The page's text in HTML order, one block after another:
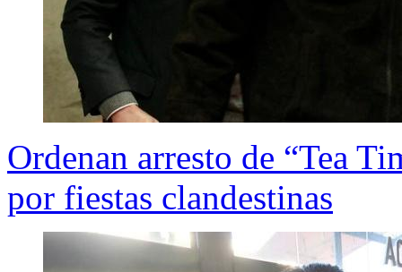
Ordenan arresto de “Tea
por fiestas clandestinas